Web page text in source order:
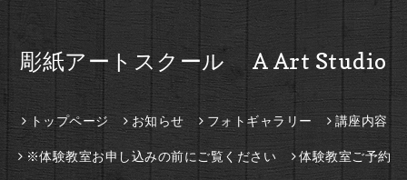
彫紙アートスクール A Art Studio
トップページ お知らせ フォトギャラリー 講座内容
※体験教室お申し込みの前にご覧ください 体験教室ご予約